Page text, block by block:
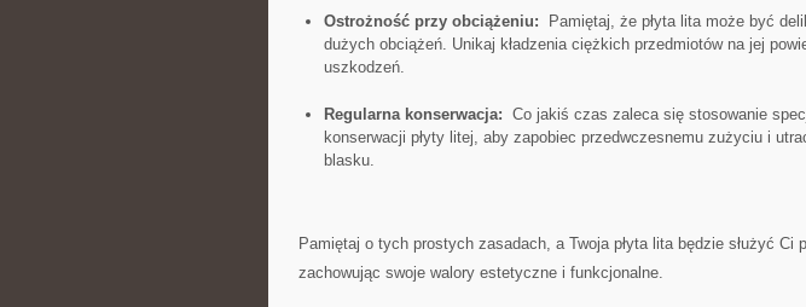
Ostrożność przy obciążeniu:
Pamiętaj, że płyta‌ lita może być
dużych obciążeń. Unikaj kładzenia⁤ ciężkich przedmiotów na jej
uszkodzeń.
Regularna konserwacja:
Co jakiś czas zaleca się⁣ stosowanie
konserwacji płyty litej,‌ aby zapobiec ​przedwczesnemu ⁢zużyciu i
blasku.
Pamiętaj o ⁤tych ​prostych zasadach, a Twoja płyta lita będzie służyć Ci
zachowując swoje walory estetyczne i funkcjonalne.